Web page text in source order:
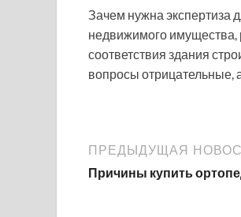
Зачем нужна экспертиза
недвижимого имущества,
соответствия здания
вопросы отрицательные,
ПРЕДЫДУЩАЯ
Причины купить